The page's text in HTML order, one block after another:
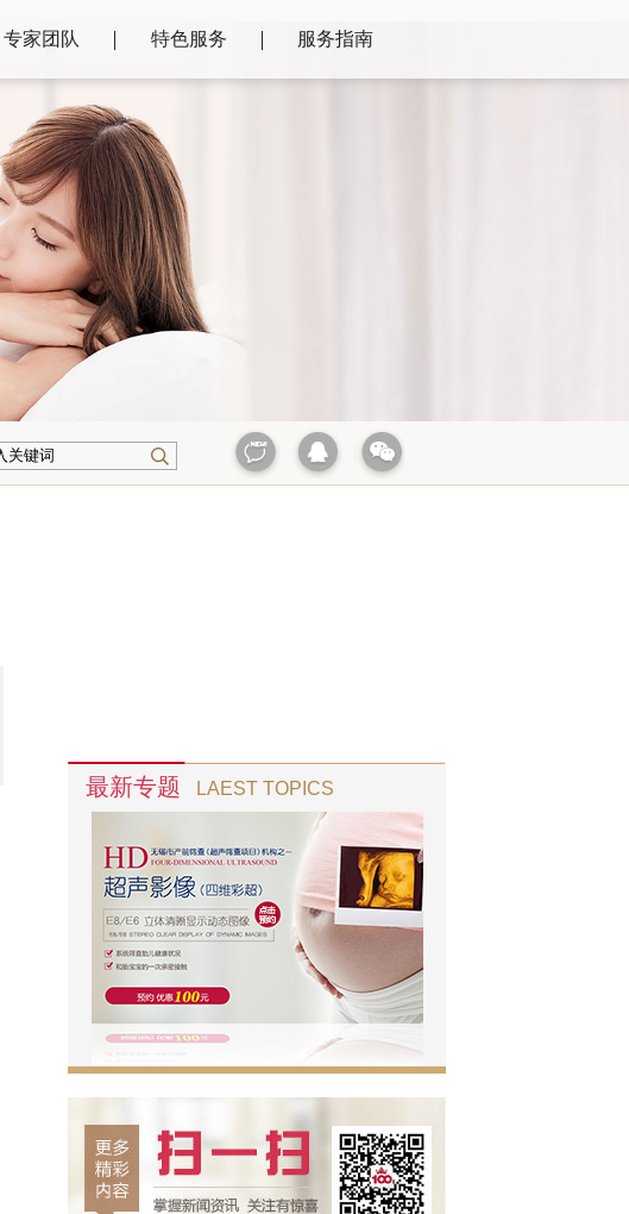
专家团队 特色服务 服务指南
最新专题 LAEST TOPICS